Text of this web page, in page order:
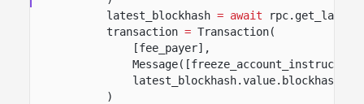
latest_blockhash = await
transaction = Transaction(
[fee_payer],
latest_blockhash.value.blockhash,
)